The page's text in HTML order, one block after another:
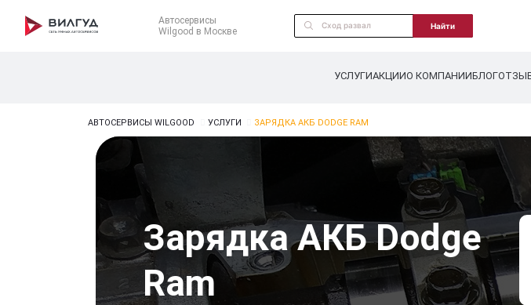
Автосервисы
Wilgood в Москве
Найти
УСЛУГИАКЦИИО КОМПАНИИБЛОГ
АВТОСЕРВИСЫ WILGOOD УСЛУГИ ЗАРЯДКА АКБ DODGE RAM
Зарядка АКБ Dodge
Ram